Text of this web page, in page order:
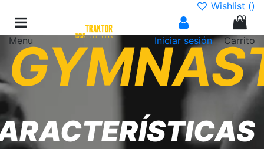
Wishlist ()
Menu Iniciar sesión
0
Carrito